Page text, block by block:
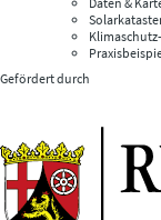
Gefördert durch